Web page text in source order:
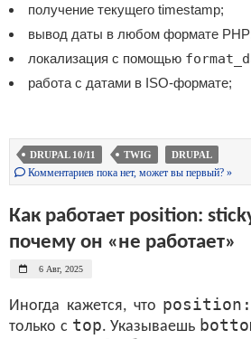
получение текущего timestamp;
вывод даты в любом формате
локализация с помощью
работа с датами в ISO-формате;
DRUPAL 10/11 TWIG DRUPAL
Комментариев пока нет, может вы первый? »
Как работает position:
почему он «не работает»
6 Авг, 2025
Иногда кажется, что
только с top. Указываешь